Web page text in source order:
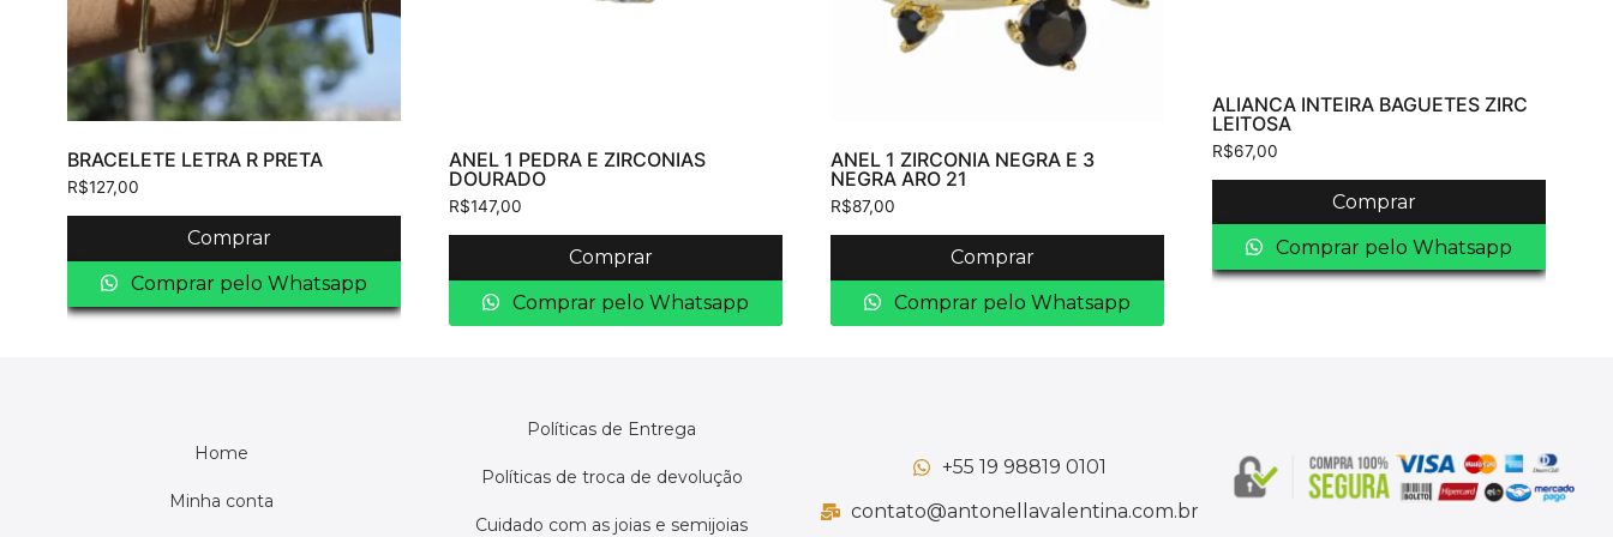
BRACELETE LETRA R PRETA
R$127,00
Comprar
Comprar pelo Whatsapp
ANEL 1 PEDRA E ZIRCONIAS
DOURADO
R$147,00
Comprar
Comprar pelo Whatsapp
ANEL 1 ZIRCONIA NEGRA E 3
NEGRA ARO 21
R$87,00
Comprar
Comprar pelo Whatsapp
ALIANCA INTEIRA BAGUETES ZIRC
LEITOSA
R$67,00
Comprar
Comprar pelo Whatsapp
Home
Minha conta
Políticas de Entrega
Políticas de troca de devolução
Cuidado com as joias e semijoias
+55 19 98819 0101
contato@antonellavalentina.com.br